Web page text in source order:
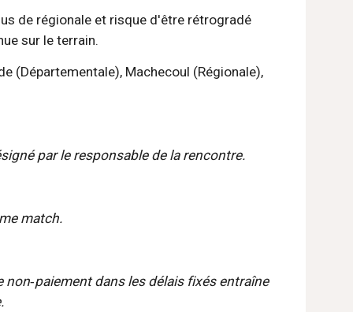
de régionale et risque d'être rétrogradé
sur le terrain.
(Départementale), Machecoul (Régionale),
par le responsable de la rencontre.
match.
dans les délais fixés entraîne